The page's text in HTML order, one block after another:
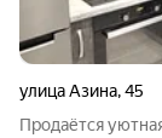
улица Азина,45
Продаётся